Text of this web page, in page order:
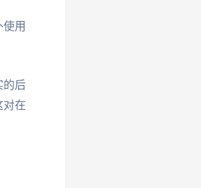
用
的后
对在